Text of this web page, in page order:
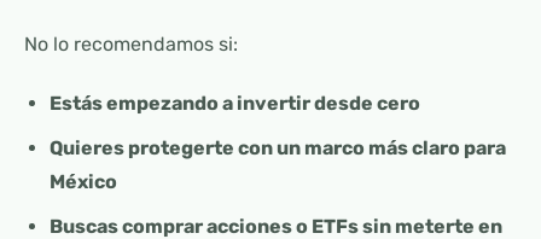
No lo recomendamos si:
Estás empezando a invertir desde cero
Quieres protegerte con un marco más claro para
México
Buscas comprar acciones o ETFs sin meterte en